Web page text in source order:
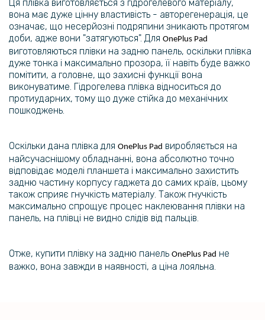
Ця плівка виготовляється з гідрогелевого матеріалу,
вона має дуже цінну властивість - авторегенерація, це
означає, що несерйозні подряпини зникають протягом
доби, адже вони "затягуються". Для OnePlus Pad
виготовляються плівки на задню панель, оскільки плівка
дуже тонка і максимально прозора, її навіть буде важко
помітити, а головне, що захисні функції вона
виконуватиме. Гідрогелева плівка відноситься до
протиударних, тому що дуже стійка до механічних
пошкоджень.
Оскільки дана плівка для OnePlus Pad виробляється на
найсучаснішому обладнанні, вона абсолютно точно
відповідає моделі планшета і максимально захистить
задню частину корпусу гаджета до самих країв, цьому
також сприяє гнучкість матеріалу. Також гнучкість
максимально спрощує процес наклеювання плівки на
панель, на плівці не видно слідів від пальців.
Отже, купити плівку на задню панель OnePlus Pad не
важко, вона завжди в наявності, а ціна лояльна.